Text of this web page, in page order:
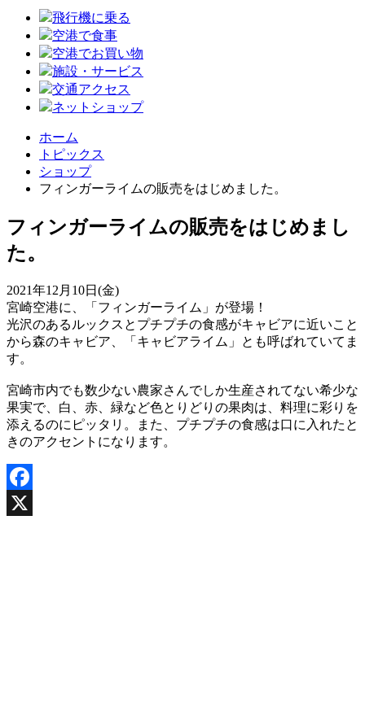
飛行機に乗る
空港で食事
空港でお買い物
施設・サービス
交通アクセス
ネットショップ
ホーム
トピックス
ショップ
フィンガーライムの販売をはじめました。
フィンガーライムの販売をはじめまし
た。
2021年12月10日(金)
宮崎空港に、「フィンガーライム」が登場！
光沢のあるルックスとプチプチの食感がキャビアに近いこと
から森のキャビア、「キャビアライム」とも呼ばれていてま
す。
宮崎市内でも数少ない農家さんでしか生産されてない希少な
果実で、白、赤、緑など色とりどりの果肉は、料理に彩りを
添えるのにピッタリ。また、プチプチの食感は口に入れたと
きのアクセントになります。
Facebook